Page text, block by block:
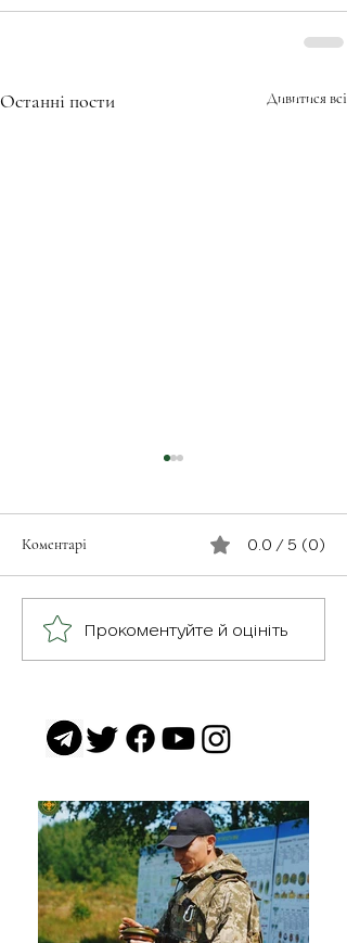
Останні пости Дивитися всі
Герої серед нас: медик
Хітмен
Коментарі 0.0 / 5 (0)
Прокоментуйте й оцініть